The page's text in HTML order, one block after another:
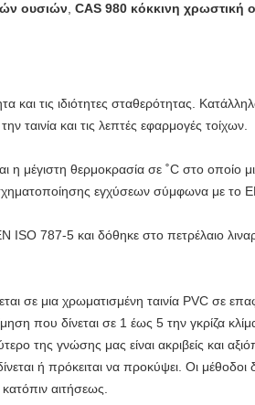
ουσιών CAS 980 κόκκινη χρωστική
τις ιδιότητες σταθερότητας.
ταινία και τις λεπτές εφαρμογές τοίχων.
η μέγιστη θερμοκρασία σε ˚C στο οποίο
εγχύσεων σύμφωνα με το
ISO 787-5 και δόθηκε στο πετρέλαιο
σε μια χρωματισμένη ταινία PVC σε
που δίνεται σε 1 έως 5 την γκρίζα
της γνώσης μας είναι ακριβείς και
ή πρόκειται να προκύψει. Οι μέθοδοι
αιτήσεως.